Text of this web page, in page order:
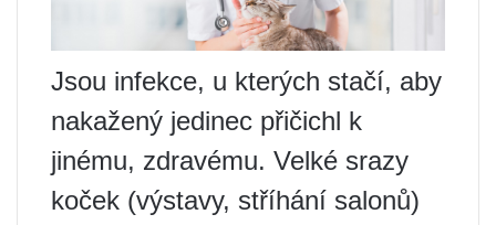
Jsou infekce, u kterých stačí, aby
nakažený jedinec přičichl k
jinému, zdravému. Velké srazy
koček (výstavy, stříhání salonů)